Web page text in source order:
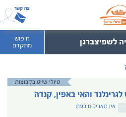
לשפיצברגן
חיפוש
מתקדם
טיולי שייט בקבוצות
לגרינלנד והאי באפין, קנדה
אין תאריכים כעת